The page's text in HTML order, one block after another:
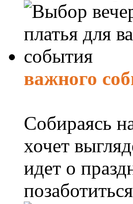
важного
Собираясь
хочет
идет о